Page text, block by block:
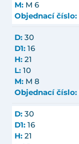
M: M 6
Objednací číslo:
D: 30
D1: 16
H: 21
L: 10
M: M 8
Objednací číslo:
D: 30
D1: 16
H: 21